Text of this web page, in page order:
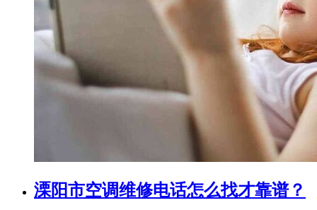
溧阳市空调维修电话怎么找才靠谱？